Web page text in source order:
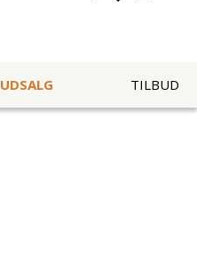
UDSALG TILBUD